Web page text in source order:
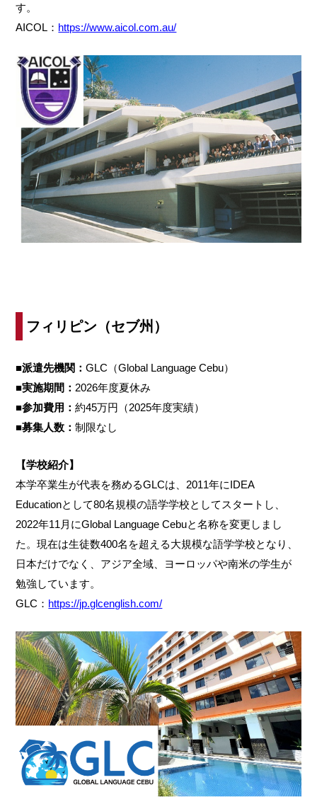
す。
AICOL： https://www.aicol.com.au/
フィリピン（セブ州）
■派遣先機関：GLC（Global Language Cebu）
■実施期間： 2026年度夏休み
■参加費用：約45万円（2025年度実績）
■募集人数：制限なし
【学校紹介】
本学卒業生が代表を務めるGLCは、2011年にIDEA
Educationとして80名規模の語学学校としてスタートし、
2022年11月にGlobal Language Cebuと名称を変更しまし
た。現在は生徒数400名を超える大規模な語学学校となり、
日本だけでなく、アジア全域、ヨーロッパや南米の学生が
勉強しています。
GLC： https://jp.glcenglish.com/